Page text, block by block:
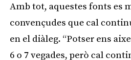
Amb tot, aquestes fonts es
convençudes que cal
en el diàleg. “Potser ens
6 o 7 vegades, però cal